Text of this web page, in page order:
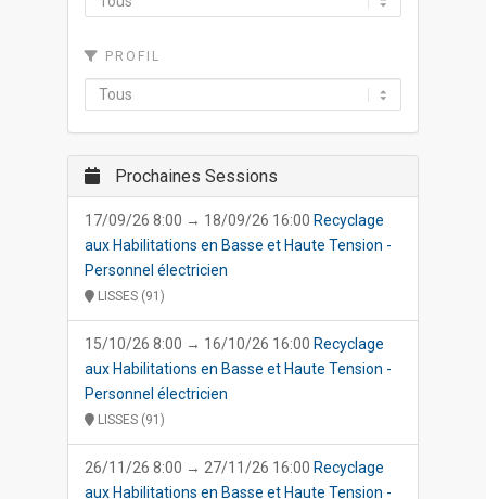
PROFIL
Prochaines Sessions
17/09/26 8:00 → 18/09/26 16:00 Recyclage
aux Habilitations en Basse et Haute Tension -
Personnel électricien
LISSES (91)
15/10/26 8:00 → 16/10/26 16:00 Recyclage
aux Habilitations en Basse et Haute Tension -
Personnel électricien
LISSES (91)
26/11/26 8:00 → 27/11/26 16:00 Recyclage
aux Habilitations en Basse et Haute Tension -